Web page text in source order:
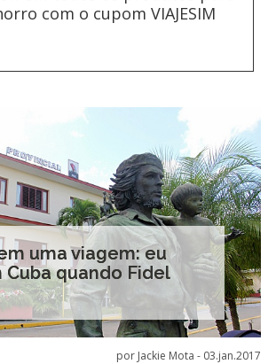
com o cupom VIAJESIM
uma viagem: eu
Cuba quando Fidel
por Jackie Mota - 03.jan.2017